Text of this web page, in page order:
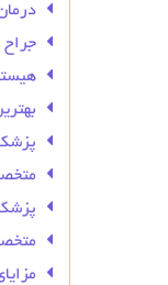
جراح
پزشک
پزشک